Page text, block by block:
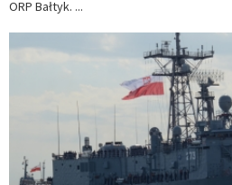
ORP Bałtyk. ...